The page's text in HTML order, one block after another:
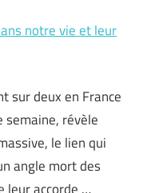
notre vie et leur
sur deux en France
révèle
le lien qui
angle mort des